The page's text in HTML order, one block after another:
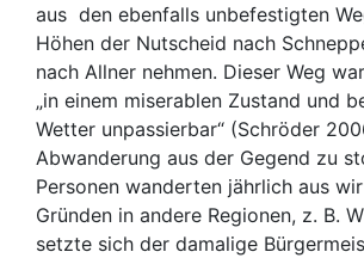
aus den ebenfalls unbefestigten
Höhen der Nutscheid nach
nach Allner nehmen. Dieser Weg
„in einem miserablen Zustand und
Wetter unpassierbar“ (Schröder
Abwanderung aus der Gegend zu
Personen wanderten jährlich aus
Gründen in andere Regionen, z. B.
setzte sich der damalige